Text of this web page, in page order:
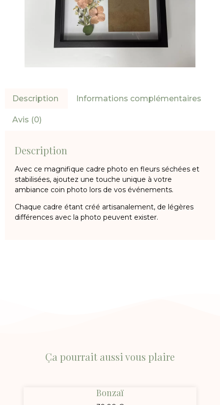
Description Informations complémentaires
Avis (0)
Description
Avec ce magnifique cadre photo en fleurs séchées et
stabilisées, ajoutez une touche unique à votre
ambiance coin photo lors de vos événements.
Chaque cadre étant créé artisanalement, de légères
différences avec la photo peuvent exister.
Ça pourrait aussi vous plaire